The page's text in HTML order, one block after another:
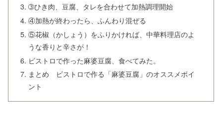
➂ひき肉、豆腐、タレを合わせて加熱調理開始
④加熱が終わったら、ふんわり混ぜる
⑤花椒（かしょう）をふりかければ、中華料理店のよ
うな香りと辛さが！
ビストロで作った麻婆豆腐、食べてみた。
まとめ ビストロで作る「麻婆豆腐」のオススメポイ
ント